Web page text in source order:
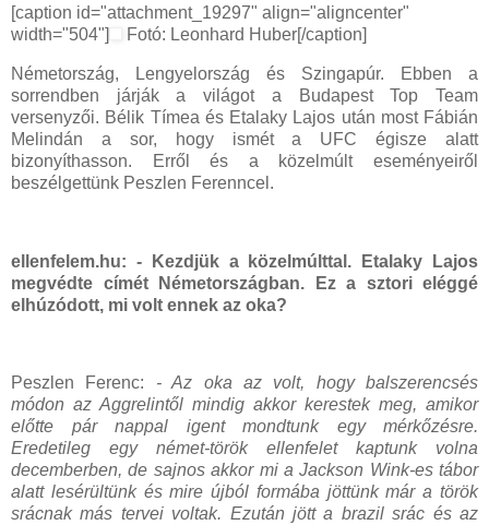
[caption id="attachment_19297" align="aligncenter"
width="504"]
Fotó: Leonhard Huber[/caption]
Németország, Lengyelország és Szingapúr. Ebben a
sorrendben járják a világot a Budapest Top Team
versenyzői. Bélik Tímea és Etalaky Lajos után most Fábián
Melindán a sor, hogy ismét a UFC égisze alatt
bizonyíthasson. Erről és a közelmúlt eseményeiről
beszélgettünk Peszlen Ferenncel.
ellenfelem.hu: - Kezdjük a közelmúlttal. Etalaky Lajos
megvédte címét Németországban. Ez a sztori eléggé
elhúzódott, mi volt ennek az oka?
Peszlen Ferenc: - Az oka az volt, hogy balszerencsés
módon az Aggrelintől mindig akkor kerestek meg, amikor
előtte pár nappal igent mondtunk egy mérkőzésre.
Eredetileg egy német-török ellenfelet kaptunk volna
decemberben, de sajnos akkor mi a Jackson Wink-es tábor
alatt lesérültünk és mire újból formába jöttünk már a török
srácnak más tervei voltak. Ezután jött a brazil srác és az